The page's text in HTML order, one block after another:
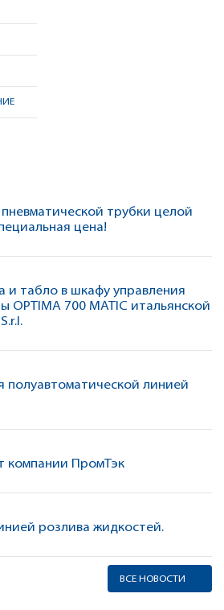
трубки целой
цена!
и табло в шкафу управления
700 MATIC итальянской
полуавтоматической линией
компании ПромТэк
розлива жидкостей.
ВСЕ НОВОСТИ